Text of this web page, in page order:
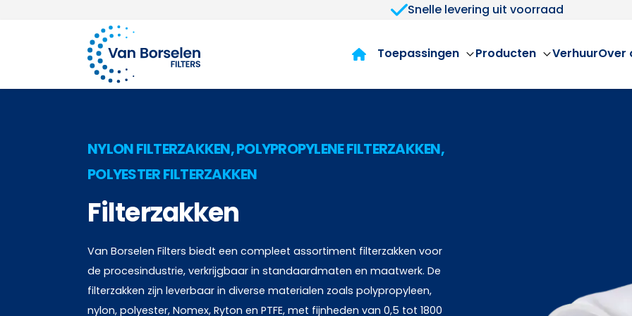
Snelle levering uit voorraad
Toepassingen
Producten VerhuurOver
NYLON FILTERZAKKEN, POLYPROPYLENE FILTERZAKKEN,
POLYESTER FILTERZAKKEN
Filterzakken
Van Borselen Filters biedt een compleet assortiment filterzakken voor
de procesindustrie, verkrijgbaar in standaardmaten en maatwerk. De
filterzakken zijn leverbaar in diverse materialen zoals polypropyleen,
nylon, polyester, Nomex, Ryton en PTFE, met fijnheden van 0,5 tot 1800